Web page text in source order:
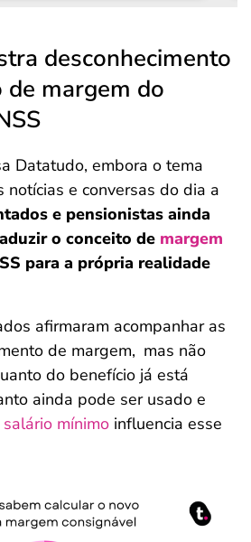
desconhecimento
margem do
Datatudo, embora o tema
notícias e conversas do dia a
e pensionistas ainda
o conceito de margem
para a própria realidade
afirmaram acompanhar as
de margem, mas não
do benefício já está
ainda pode ser usado e
mínimo influencia esse